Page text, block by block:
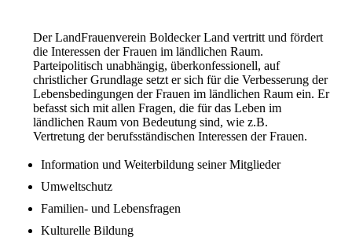
Der LandFrauenverein Boldecker Land vertritt und fördert
die Interessen der Frauen im ländlichen Raum.
Parteipolitisch unabhängig, überkonfessionell, auf
christlicher Grundlage setzt er sich für die Verbesserung der
Lebensbedingungen der Frauen im ländlichen Raum ein. Er
befasst sich mit allen Fragen, die für das Leben im
ländlichen Raum von Bedeutung sind, wie z.B.
Vertretung der berufsständischen Interessen der Frauen.
Information und Weiterbildung seiner Mitglieder
Umweltschutz
Familien- und Lebensfragen
Kulturelle Bildung